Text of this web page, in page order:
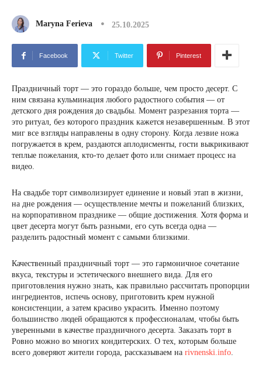
Maryna Ferieva 25.10.2025
Facebook Twitter Pinterest
Праздничный торт — это гораздо больше, чем просто десерт. С
ним связана кульминация любого радостного события — от
детского дня рождения до свадьбы. Момент разрезания торта —
это ритуал, без которого праздник кажется незавершенным. В этот
миг все взгляды направлены в одну сторону. Когда лезвие ножа
погружается в крем, раздаются аплодисменты, гости выкрикивают
теплые пожелания, кто-то делает фото или снимает процесс на
видео.
На свадьбе торт символизирует единение и новый этап в жизни,
на дне рождения — осуществление мечты и пожеланий близких,
на корпоративном празднике — общие достижения. Хотя форма и
цвет десерта могут быть разными, его суть всегда одна —
разделить радостный момент с самыми близкими.
Качественный праздничный торт — это гармоничное сочетание
вкуса, текстуры и эстетического внешнего вида. Для его
приготовления нужно знать, как правильно рассчитать пропорции
ингредиентов, испечь основу, приготовить крем нужной
консистенции, а затем красиво украсить. Именно поэтому
большинство людей обращаются к профессионалам, чтобы быть
уверенными в качестве праздничного десерта. Заказать торт в
Ровно можно во многих кондитерских. О тех, которым больше
всего доверяют жители города, рассказываем на rivnenski.info.